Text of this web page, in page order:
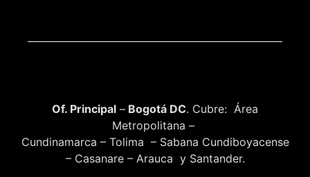
Of. Principal – Bogotá DC. Cubre: Área
Metropolitana –
Cundinamarca – Tolima – Sabana Cundiboyacense
– Casanare – Arauca y Santander.